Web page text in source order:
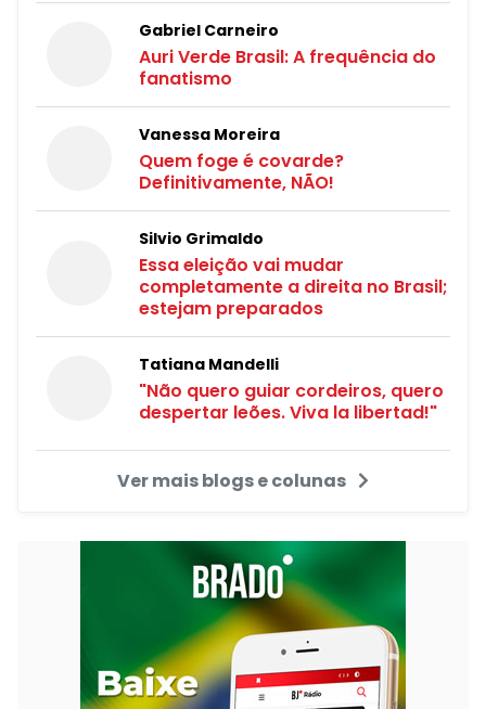
Gabriel Carneiro
Auri Verde Brasil: A frequência do
fanatismo
Vanessa Moreira
Quem foge é covarde?
Definitivamente, NÃO!
Silvio Grimaldo
Essa eleição vai mudar
completamente a direita no Brasil;
estejam preparados
Tatiana Mandelli
"Não quero guiar cordeiros, quero
despertar leões. Viva la libertad!"
Ver mais blogs e colunas